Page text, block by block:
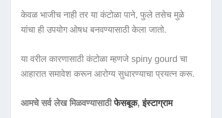
केवळ भाजीच नाही तर या कंटोळा पाने, फुले तसेच मुळे
यांचा ही उपयोग ओषध बनवण्यासाठी केला जातो.
या वरील कारणासाठी कंटोळा म्हणजे spiny gourd चा
आहारात समावेश करून आरोग्य सुधारण्याचा प्रयत्न करू.
आमचे सर्व लेख मिळवण्यासाठीफेसबूक,इंस्टाग्राम